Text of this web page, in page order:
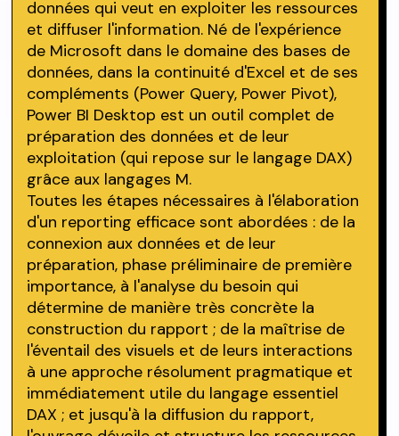
données qui veut en exploiter les ressources
et diffuser l'information. Né de l'expérience
de Microsoft dans le domaine des bases de
données, dans la continuité d'Excel et de ses
compléments (Power Query, Power Pivot),
Power BI Desktop est un outil complet de
préparation des données et de leur
exploitation (qui repose sur le langage DAX)
grâce aux langages M.
Toutes les étapes nécessaires à l'élaboration
d'un reporting efficace sont abordées : de la
connexion aux données et de leur
préparation, phase préliminaire de première
importance, à l'analyse du besoin qui
détermine de manière très concrète la
construction du rapport ; de la maîtrise de
l'éventail des visuels et de leurs interactions
à une approche résolument pragmatique et
immédiatement utile du langage essentiel
DAX ; et jusqu'à la diffusion du rapport,